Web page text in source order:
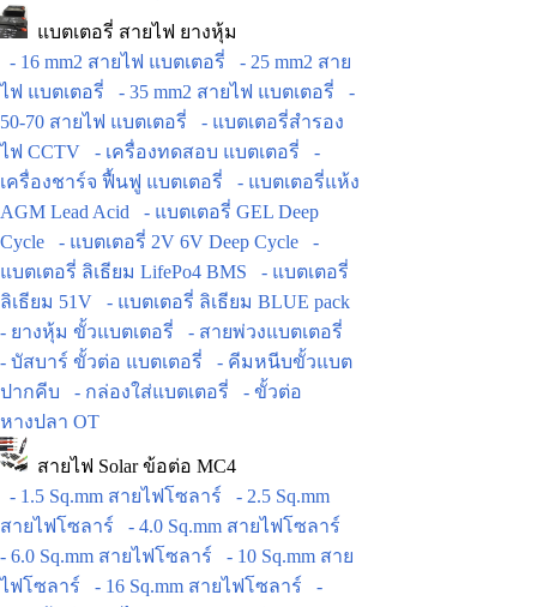
แบตเตอรี่ สายไฟ ยางหุ้ม
- 16 mm2 สายไฟ แบตเตอรี่
- 25 mm2 สาย
ไฟ แบตเตอรี่
- 35 mm2 สายไฟ แบตเตอรี่
-
50-70 สายไฟ แบตเตอรี่
- แบตเตอรี่สำรอง
ไฟ CCTV
- เครื่องทดสอบ แบตเตอรี่
-
เครื่องชาร์จ ฟื้นฟู แบตเตอรี่
- แบตเตอรี่แห้ง
AGM Lead Acid
- แบตเตอรี่ GEL Deep
Cycle
- แบตเตอรี่ 2V 6V Deep Cycle
-
แบตเตอรี่ ลิเธียม LifePo4 BMS
- แบตเตอรี่
ลิเธียม 51V
- แบตเตอรี่ ลิเธียม BLUE pack
- ยางหุ้ม ขั้วแบตเตอรี่
- สายพ่วงแบตเตอรี่
- บัสบาร์ ขั้วต่อ แบตเตอรี่
- คีมหนีบขั้วแบต
ปากคีบ
- กล่องใส่แบตเตอรี่
- ขั้วต่อ
หางปลา OT
สายไฟ Solar ข้อต่อ MC4
- 1.5 Sq.mm สายไฟโซลาร์
- 2.5 Sq.mm
สายไฟโซลาร์
- 4.0 Sq.mm สายไฟโซลาร์
- 6.0 Sq.mm สายไฟโซลาร์
- 10 Sq.mm สาย
ไฟโซลาร์
- 16 Sq.mm สายไฟโซลาร์
-